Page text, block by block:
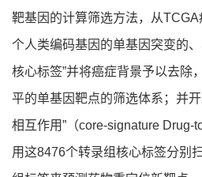
靶基因的计算筛选方法，从
个人类编码基因的单基因突变的
核心标签”并将癌症背景予以去除
平的单基因靶点的筛选体系；并
相互作用”（core-signature Drug-
用这8476个转录组核心标签分别